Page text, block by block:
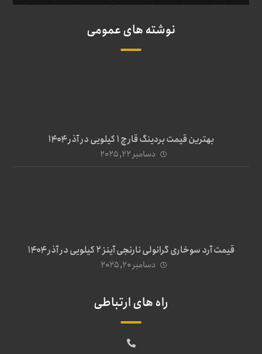
نوشته های عمومی
بهترین قیمت بردینگ قارچ 1 کیلویی در آذر ۱۴۰۴
دسامبر ۲۲, ۲۰۲۵
قیمت آرد سوخاری گرانولی نارنجی آینز ۲ کیلویی در آذر ۱۴۰۴
دسامبر ۲۰, ۲۰۲۵
راه های ارتباطی